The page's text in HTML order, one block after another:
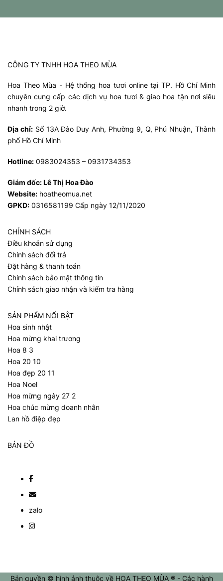
CÔNG TY TNHH HOA THEO MÙA
Hoa Theo Mùa - Hệ thống hoa tươi online tại TP. Hồ Chí Minh
chuyên cung cấp các dịch vụ hoa tươi & giao hoa tận nơi siêu
nhanh trong 2 giờ.
Địa chỉ: Số 13A Đào Duy Anh, Phường 9, Q, Phú Nhuận, Thành
phố Hồ Chí Minh
Hotline: 0983024353 – 0931734353
Giám đốc:Lê Thị Hoa Đào
Website: hoatheomua.net
GPKD: 0316581199 Cấp ngày 12/11/2020
CHÍNH SÁCH
Điều khoản sử dụng
Chính sách đổi trả
Đặt hàng & thanh toán
Chính sách bảo mật thông tin
Chính sách giao nhận và kiểm tra hàng
SẢN PHẨM NỔI BẬT
Hoa sinh nhật
Hoa mừng khai trương
Hoa 8 3
Hoa 20 10
Hoa đẹp 20 11
Hoa Noel
Hoa mừng ngày 27 2
Hoa chúc mừng doanh nhân
Lan hồ điệp đẹp
BẢN ĐỒ
zalo
Bản quyền © hình ảnh thuộc về HOA THEO MÙA ® - Các hành